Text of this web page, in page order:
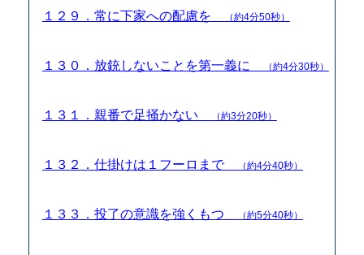
１２９．常に下家への配慮を （約4分50秒）
１３０．放銃しないことを第一義に （約4分30秒）
１３１．親番で足掻かない （約3分20秒）
１３２．仕掛けは１フーロまで （約4分40秒）
１３３．投了の意識を強くもつ （約5分40秒）